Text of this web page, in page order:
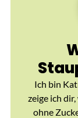
Ich bin
zeige ich
ohne